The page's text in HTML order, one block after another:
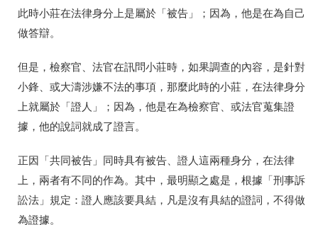
此時小莊在法律身分上是屬於「被告」；因為，他是在為自己
做答辯。
但是，檢察官、法官在訊問小莊時，如果調查的內容，是針對
小鋒、或大濤涉嫌不法的事項 ，那麼此時的小莊，在法律身分
上就屬於「證人」；因為，他是在為檢察官、或法官蒐集證
據，他的說詞就成了證言。
正因「共同被告」同時具有被告、證人這兩種身分，在法律
上，兩者有不同的作為。其中，最明顯之處是，根據「刑事訴
訟法」規定：證人應該要具結，凡是沒有具結的證詞，不得做
為證據。